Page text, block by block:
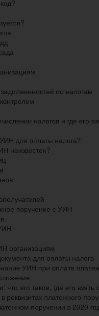
по налогам
налогов и где его
для оплаты налога?
неизвестен?
поручение с УИН
организациям
для оплаты налога
УИН при оплате
это такое, где его взять
реквизитах платежного
поручении в 2020